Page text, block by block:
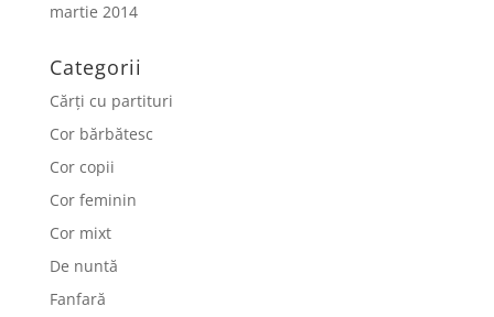
martie 2014
Categorii
Cărți cu partituri
Cor bărbătesc
Cor copii
Cor feminin
Cor mixt
De nuntă
Fanfară